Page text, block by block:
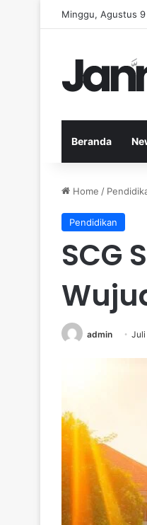
Minggu, Agustus
Beranda
Home /
Pendidikan
SCG
admin Juli